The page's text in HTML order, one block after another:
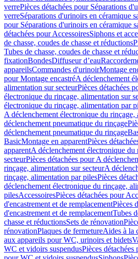
verrePièces détachées pour Séparations
verreSéparations d'urinoirs en céramique
pour Séparations d'urinoirs en céramique
détachées pour AccessoiresSiphons et
de chasse, coudes de chasse et réductions
Tubes de chasse, coudes de chasse et
fixationBondesDiffuseur d’eau
appareilsCommandes d'urinoirMontage
pour Montage encastréA déclenchement
alimentation sur secteurPièces détachées
électronique du rinçage, alimentation sur
électronique du rinçage, alimentation par
A déclenchement électronique du
déclenchement pneumatique du rinçage
déclenchement pneumatique du rinçage
BasicMontage en apparentPièces
apparentA déclenchement électronique
secteurPièces détachées pour A
rinçage, alimentation sur secteurA
rinçage, alimentation par pilesPièces
déclenchement électronique du rinçage,
pilesAccessoiresPièces détachées pour
d'encastrement et de remplacementPièces
d'encastrement et de remplacementTubes
chasse et réductionsSets de rénovation
rénovationPlaques de fermetureAides à la
aux appareils pour WC, urinoirs et bidets
WC et vidoirs suspendusPièces